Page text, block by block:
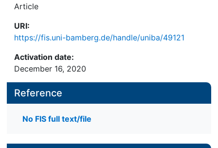
Article
URI:
https://fis.uni-bamberg.de/handle/uniba/49121
Activation date:
December 16, 2020
Reference
No FIS full text/file